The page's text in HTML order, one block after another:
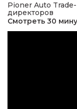
Pioner Auto
директоров
Смотреть 30